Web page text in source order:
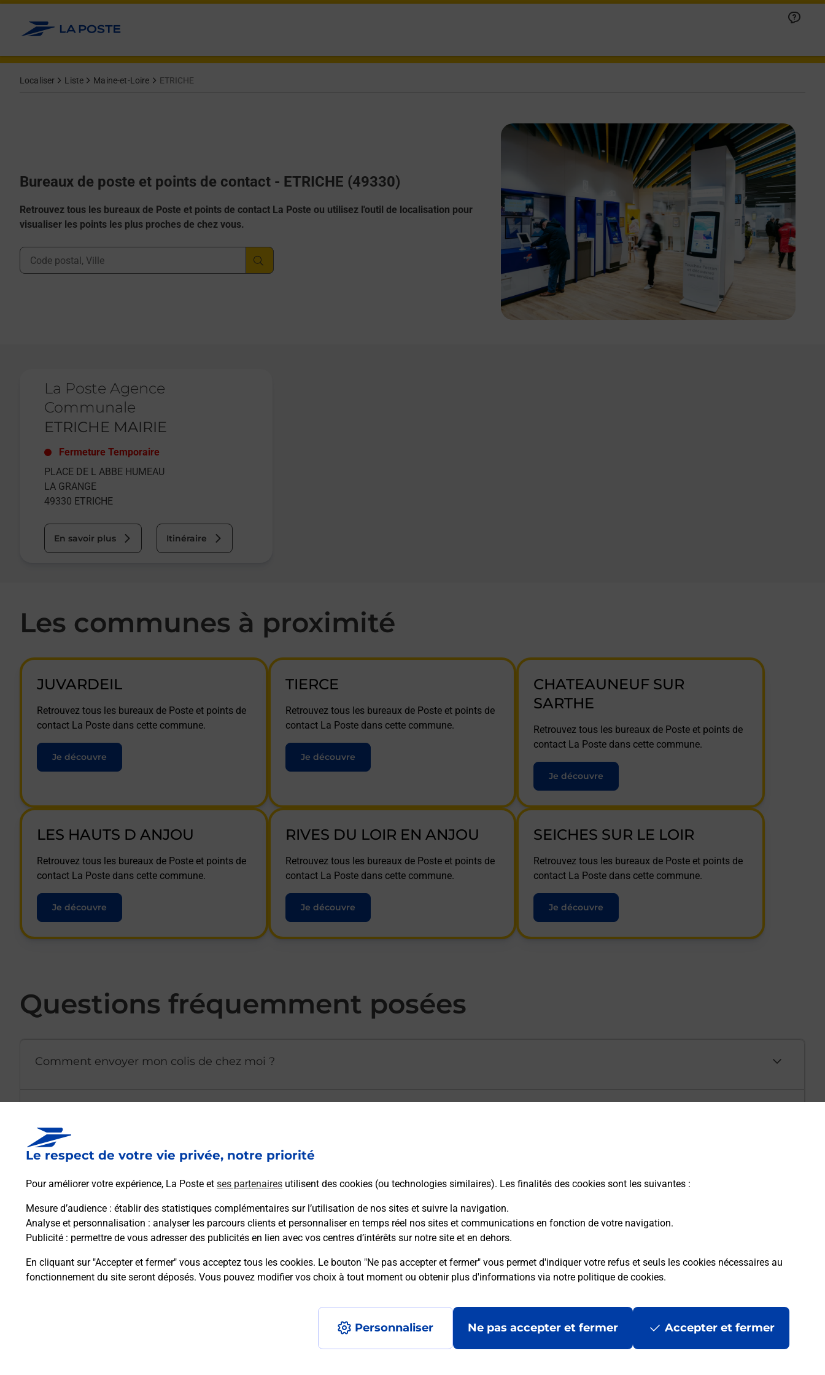
Le respect de votre vie privée, notre priorité
Pour améliorer votre expérience, La Poste et ses partenaires utilisent des cookies (ou technologies similaires). Les finalités des cookies sont les suivantes :
Mesure d’audience : établir des statistiques complémentaires sur l’utilisation de nos sites et suivre la navigation.
Analyse et personnalisation : analyser les parcours clients et personnaliser en temps réel nos sites et communications en fonction de votre navigation.
Publicité : permettre de vous adresser des publicités en lien avec vos centres d’intérêts sur notre site et en dehors.
En cliquant sur "Accepter et fermer" vous acceptez tous les cookies. Le bouton "Ne pas accepter et fermer" vous permet d'indiquer votre refus et seuls les cookies nécessaires au
fonctionnement du site seront déposés. Vous pouvez modifier vos choix à tout moment ou obtenir plus d'informations via notre politique de cookies.
Personnaliser Ne pas accepter et fermer Accepter et fermer
Allez au contenu
Localiser Liste Maine-et-Loire ETRICHE
Bureaux de poste et points de contact - ETRICHE (49330)
Retrouvez tous les bureaux de Poste et points de contact La Poste ou utilisez l'outil de localisation pour
visualiser les points les plus proches de chez vous.
Ville, Département, Code Postal
La Poste Agence
Communale
ETRICHE MAIRIE
Fermeture Temporaire
PLACE DE L ABBE HUMEAU
LA GRANGE
49330 ETRICHE
En savoir plus Itinéraire
Les communes à proximité
JUVARDEIL
Retrouvez tous les bureaux de Poste et points de
contact La Poste dans cette commune.
Je découvre
TIERCE
Retrouvez tous les bureaux de Poste et points de
contact La Poste dans cette commune.
Je découvre
CHATEAUNEUF SUR
SARTHE
Retrouvez tous les bureaux de Poste et points de
contact La Poste dans cette commune.
Je découvre
LES HAUTS D ANJOU
Retrouvez tous les bureaux de Poste et points de
contact La Poste dans cette commune.
Je découvre
RIVES DU LOIR EN ANJOU
Retrouvez tous les bureaux de Poste et points de
contact La Poste dans cette commune.
Je découvre
SEICHES SUR LE LOIR
Retrouvez tous les bureaux de Poste et points de
contact La Poste dans cette commune.
Je découvre
Questions fréquemment posées
Comment envoyer mon colis de chez moi ?
Afficher ou masquer la réponse
Afficher ou masquer la réponse
Comment demander une modification de livraison ?
Afficher ou masquer la réponse
Comment La Poste participe-t-elle à votre sécurité au quotidien ?
Afficher ou masquer la réponse
Puis-je passer mon code de la route avec La Poste et sous quelles conditions ?
Afficher ou masquer la réponse
Accessibilité : partiellement conforme Mentions légales Données personnelles et cookies